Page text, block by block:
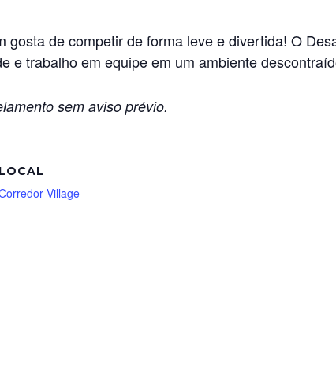
de competir de forma leve e divertida! O
e trabalho em equipe em um ambiente
sem aviso prévio.
LOCAL
Village